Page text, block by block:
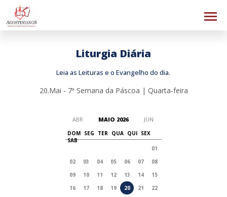
Liturgia Diária
Leia as Leituras e o Evangelho do dia.
20.Mai - 7ª Semana da Páscoa | Quarta-feira
ABR MAIO 2026 JUN
DOM SEG TER QUA QUI
SEX
SAB
01
02
03 04 05 06 07
08
09
10 11 12 13 14
15
16
17 18 19 20 21
22